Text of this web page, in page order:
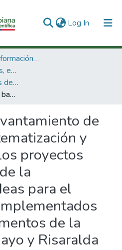
Log In (current)
3. Recursos de Información Científica y Tecnológica
3.2.1. Políticas, estudios, evaluaciones e indicadores de CTeI
Estudios y Evaluaciones de CTel
Levantamiento de línea base, sistematización y evaluación de los proyectos seleccionados de la convocatoria ideas para el cambio 2012, implementados en los departamentos de la Guajira, Putumayo y Risaralda
de
y
proyectos
la
para el
de la
y Risaralda